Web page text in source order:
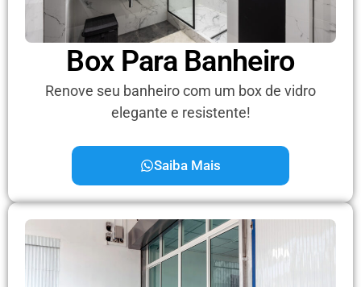
Box Para Banheiro
Renove seu banheiro com um box de vidro
elegante e resistente!
Saiba Mais